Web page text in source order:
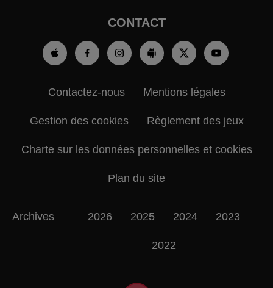
CONTACT
Contactez-nous Mentions légales
Gestion des cookies Règlement des jeux
Charte sur les données personnelles et cookies
Plan du site
Archives 2026 2025 2024 2023
2022